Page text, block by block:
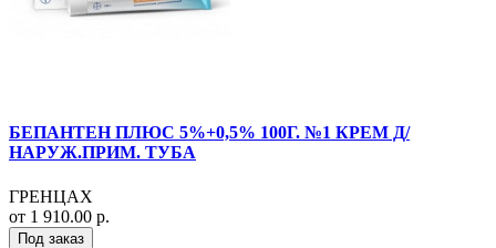
БЕПАНТЕН ПЛЮС 5%+0,5% 100Г. №1 КРЕМ Д/
НАРУЖ.ПРИМ. ТУБА
ГРЕНЦАХ
от 1 910.00 р.
Под заказ